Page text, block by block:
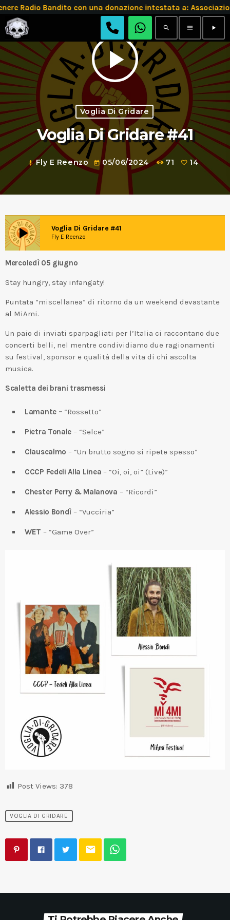
Bandito con una donazione intestata a:
search menu play_arrow
play_arrow
Voglia Di Gridare
Voglia Di Gridare #41
mic Fly E Reenzo today 05/06/2024 71 14
play_arrow Voglia Di Gridare #41
Fly E Reenzo
Mercoledì 05 giugno
Stay hungry, stay infangaty!
Puntata “miscellanea” di ritorno da un weekend devastante
al MiAmi.
Un paio di inviati sparpagliati per l’Italia ci raccontano due
concerti belli, nel mentre condividiamo due ragionamenti
su festival, sponsor e qualità della vita di chi ascolta
musica.
Scaletta dei brani trasmessi
Lamante – “Rossetto”
Pietra Tonale – “Selce”
Clauscalmo – “Un brutto sogno si ripete spesso”
CCCP Fedeli Alla Linea – “Oi, oi, oi” (Live)”
Chester Perry & Malanova – “Ricordi”
Alessio Bondì – “Vucciria”
WET – “Game Over”
Post Views: 378
VOGLIA DI GRIDARE
email